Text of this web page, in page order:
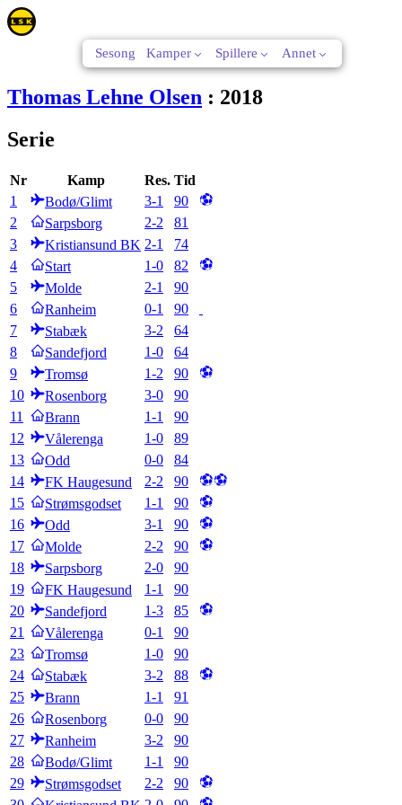
Sesong Kamper Spillere Annet
Thomas Lehne Olsen : 2018
Serie
Nr Kamp Res. Tid
1
Bodø/Glimt 3-1
90
2
Sarpsborg 2-2
81
3
Kristiansund BK 2-1
74
4
Start 1-0
82
5
Molde 2-1
90
6
Ranheim 0-1
90
7
Stabæk 3-2
64
8
Sandefjord 1-0
64
9
Tromsø 1-2
90
10
Rosenborg 3-0
90
11
Brann 1-1
90
12
Vålerenga 1-0
89
13
Odd 0-0
84
14
FK Haugesund 2-2
90
15
Strømsgodset 1-1
90
16
Odd 3-1
90
17
Molde 2-2
90
18
Sarpsborg 2-0
90
19
FK Haugesund 1-1
90
20
Sandefjord 1-3
85
21
Vålerenga 0-1
90
23
Tromsø 1-0
90
24
Stabæk 3-2
88
25
Brann 1-1
91
26
Rosenborg 0-0
90
27
Ranheim 3-2
90
28
Bodø/Glimt 1-1
90
29
Strømsgodset 2-2
90